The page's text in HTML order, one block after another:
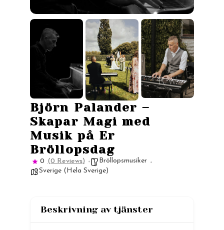
Björn Palander –
Skapar Magi med
Musik på Er
Bröllopsdag
0 (0 Reviews)
Bröllopsmusiker
Sverige (Hela Sverige)
Beskrivning av tjänster